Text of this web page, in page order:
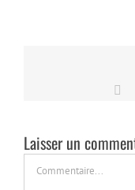
Laisser un